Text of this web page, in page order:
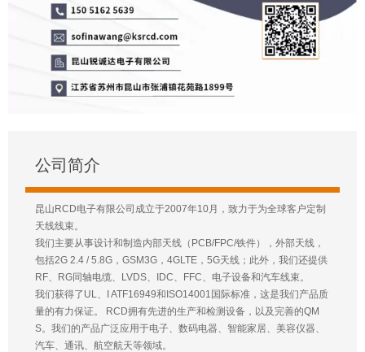
公司简介
昆山RCD电子有限公司成立于2007年10月，致力于为全球客户定制
天线线束。
我们主要从事设计和制造内部天线（PCB/FPC/铁件），外部天线，
包括2G 2.4 / 5.8G，GSM3G，4GLTE，5G天线；此外，我们还提供
RF、RG同轴电缆、LVDS、IDC、FFC、电子设备和汽车线束。
我们获得了UL、I ATF16949和ISO14001国际标准，这是我们产品质
量的有力保证。 RCD拥有先进的生产和检测设备，以及完善的QM
S。我们的产品广泛应用于电子、数码电器、智能家居、美容仪器、
汽车、通讯、航空航天等领域。